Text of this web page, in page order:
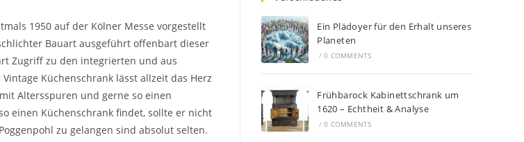
1950 auf der Kölner Messe vorgestellt
Bauart ausgeführt offenbart dieser
Zugriff zu den integrierten und aus
Küchenschrank lässt allzeit das Herz
Altersspuren und gerne so einen
einen Küchenschrank findet, sollte er nicht
zu gelangen sind absolut selten.
Ein Plädoyer für den Erhalt unseres
Planeten
/ 0 COMMENTS
Frühbarock Kabinettschrank um
1620 – Echtheit & Analyse
/ 0 COMMENTS